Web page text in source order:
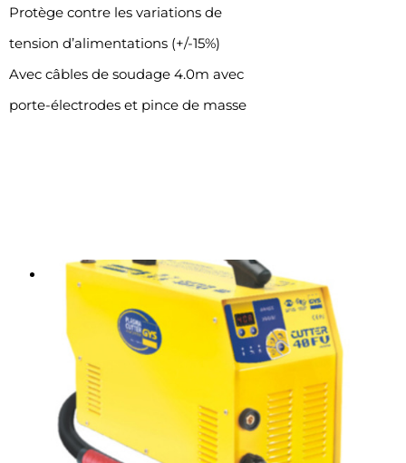
Protège contre les variations de
tension d’alimentations (+/-15%)
Avec câbles de soudage 4.0m avec
porte-électrodes et pince de masse